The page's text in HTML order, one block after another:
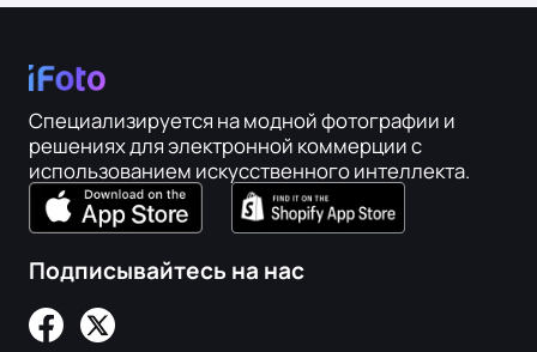
Специализируется на модной фотографии и
решениях для электронной коммерции с
использованием искусственного интеллекта.
Подписывайтесь на нас